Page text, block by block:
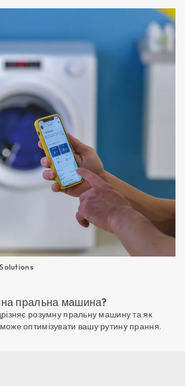
пральна машина?
розумну пральну машину та як
оптимізувати вашу рутину прання.